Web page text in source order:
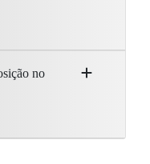
no